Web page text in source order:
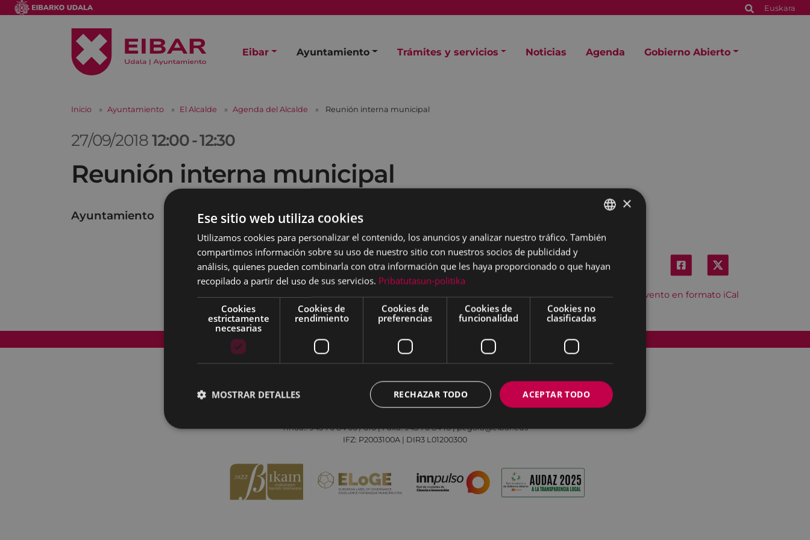
Euskara
Eibar Ayuntamiento Trámites y servicios Noticias Agenda Gobierno Abierto
Inicio Ayuntamiento El Alcalde Agenda del Alcalde Reunión interna municipal
27/09/201812:00-12:30
Reunión interna municipal
Ayuntamiento
Descargar el evento en formato iCal
Mapa del Sitio Aviso legal Política de cookies Contacto Accesibilidad
Todas las redes sociales del Ayuntamiento
Tfnoa.: 943 70 84 00 / 010 | Faxa: 943 70 84 16 | pegora@eibar.eus
IFZ: P2003100A | DIR3 L01200300
BASQUE
×
Ese sitio web utiliza cookies
Utilizamos cookies para personalizar el contenido, los anuncios y analizar nuestro tráfico. También
compartimos información sobre su uso de nuestro sitio con nuestros socios de publicidad y
análisis, quienes pueden combinarla con otra información que les haya proporcionado o que hayan
recopilado a partir del uso de sus servicios. Pribatutasun-politika
Cookies
estrictamente
necesarias
Cookies de
rendimiento
Cookies de
preferencias
Cookies de
funcionalidad
Cookies no
clasificadas
ACEPTAR TODO
RECHAZAR TODO
MOSTRAR DETALLES